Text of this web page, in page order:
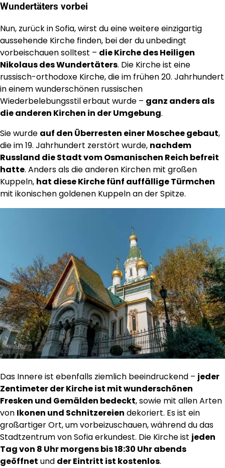
Wundertäters vorbei
Nun, zurück in Sofia, wirst du eine weitere einzigartig
aussehende Kirche finden, bei der du unbedingt
vorbeischauen solltest – die Kirche des Heiligen
Nikolaus des Wundertäters. Die Kirche ist eine
russisch-orthodoxe Kirche, die im frühen 20. Jahrhundert
in einem wunderschönen russischen
Wiederbelebungsstil erbaut wurde – ganz anders als
die anderen Kirchen in der Umgebung.
Sie wurde auf den Überresten einer Moschee gebaut,
die im 19. Jahrhundert zerstört wurde, nachdem
Russland die Stadt vom Osmanischen Reich befreit
hatte. Anders als die anderen Kirchen mit großen
Kuppeln, hat diese Kirche fünf auffällige Türmchen
mit ikonischen goldenen Kuppeln an der Spitze.
Das Innere ist ebenfalls ziemlich beeindruckend – jeder
Zentimeter der Kirche ist mit wunderschönen
Fresken und Gemälden bedeckt, sowie mit allen Arten
von Ikonen und Schnitzereien dekoriert. Es ist ein
großartiger Ort, um vorbeizuschauen, während du das
Stadtzentrum von Sofia erkundest. Die Kirche ist jeden
Tag von 8 Uhr morgens bis 18:30 Uhr abends
geöffnet und der Eintritt ist kostenlos.